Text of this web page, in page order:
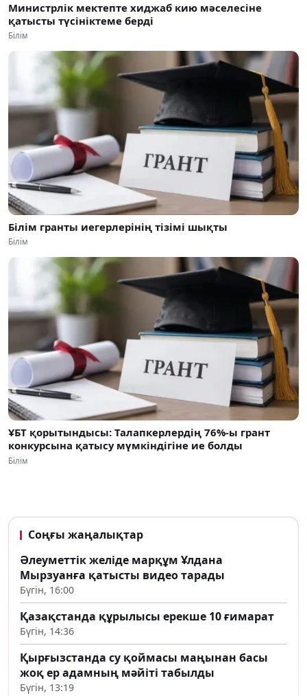
Министрлік мектепте хиджаб кию мәселесіне
қатысты түсініктеме берді
Білім
Білім гранты иегерлерінің тізімі шықты
Білім
ҰБТ қорытындысы: Талапкерлердің 76%-ы грант
конкурсына қатысу мүмкіндігіне ие болды
Білім
Соңғы жаңалықтар
Әлеуметтік желіде марқұм Ұлдана
Мырзуанға қатысты видео тарады
Бүгін, 16:00
Қазақстанда құрылысы ерекше 10 ғимарат
Бүгін, 14:36
Қырғызстанда су қоймасы маңынан басы
жоқ ер адамның мәйіті табылды
Бүгін, 13:19